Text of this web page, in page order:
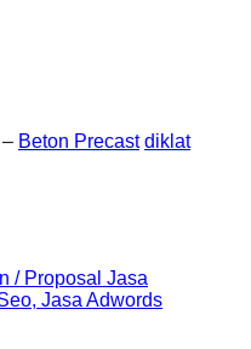
– Beton Precast diklat
/ Proposal Jasa
Jasa Adwords